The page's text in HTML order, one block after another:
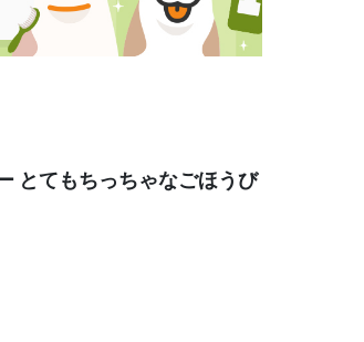
とてもちっちゃなごほうび